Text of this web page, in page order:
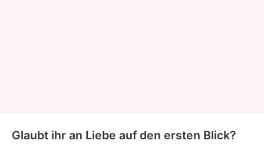
Glaubt ihr an Liebe auf den ersten Blick?